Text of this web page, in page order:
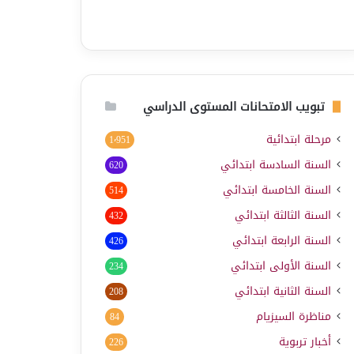
تبويب الامتحانات المستوى الدراسي
مرحلة ابتدائية 1٬951
السنة السادسة ابتدائي 620
السنة الخامسة ابتدائي 514
السنة الثالثة ابتدائي 432
السنة الرابعة ابتدائي 426
السنة الأولى ابتدائي 234
السنة الثانية ابتدائي 208
مناظرة السيزيام 84
أخبار تربوية 226